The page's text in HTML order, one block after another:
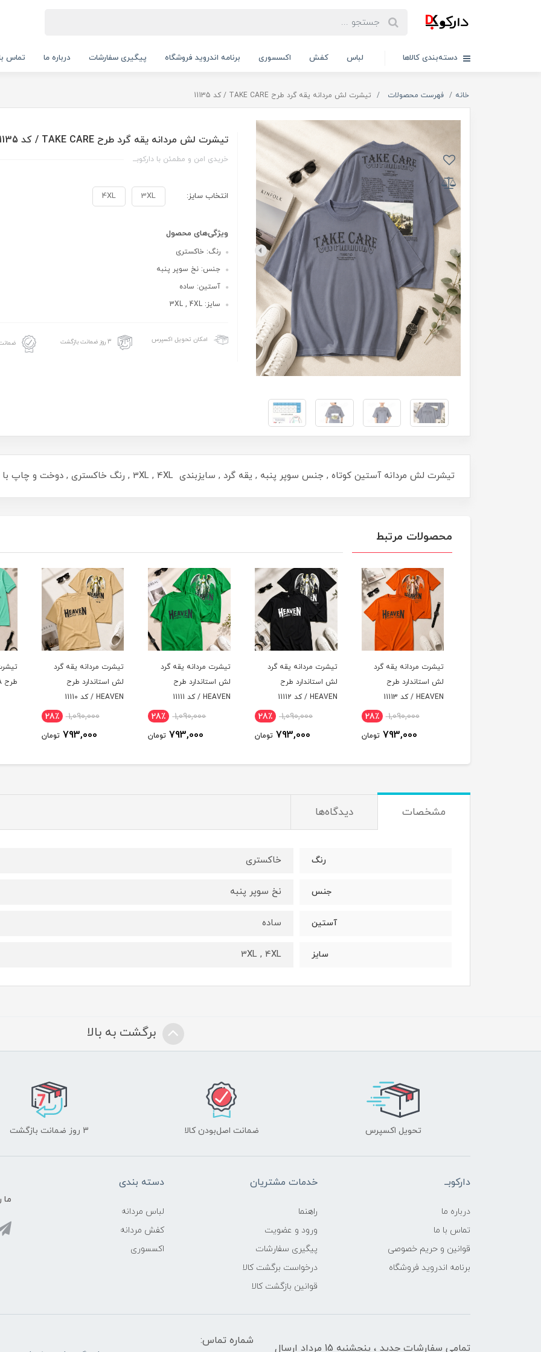
دسته‌بندی کالاها لباس کفش اکسسوری برنامه اندروید فروشگاه پیگیری سفارشات درباره ما تماس
خانه فهرست محصولات تیشرت لش مردانه یقه گرد طرح TAKE CARE / کد 11135
تیشرت لش مردانه یقه گرد طرح TAKE CARE / کد 11135
خریدی امن و مطمئن با دارکوبــ
انتخاب سایز: 3XL
4XL
ویژگی‌های محصول
رنگ: خاکستری
جنس: نخ سوپر پنبه
آستین: ساده
سایز: 3XL , 4XL
امکان تحویل اکسپرس 3 روز ضمانت بازگشت
تیشرت لش مردانه آستین کوتاه , جنس سوپر پنبه , یقه گرد , سایزبندی 3XL , 4XL , رنگ خاکستری , دوخت و چاپ با کیفیت
محصولات مرتبط
تیشرت مردانه یقه گرد
لش استاندارد طرح
HEAVEN / کد 11112
1,090,000 28٪
793,000 تومان
تیشرت مردانه یقه گرد
لش استاندارد طرح
HEAVEN / کد 11111
1,090,000 28٪
793,000 تومان
تیشرت مردانه یقه گرد
لش استاندارد طرح
HEAVEN / کد 11110
1,090,000 28٪
793,000 تومان
تیشرت مردانه یقه گرد
طرح HISTORIA / کد 11109
866,000 29٪
616,000 تومان
مشخصات دیدگاه‌ها
رنگ خاکستری
جنس نخ سوپر پنبه
آستین ساده
سایز 3XL , 4XL
برگشت به بالا
تحویل اکسپرس ضمانت اصل‌بودن کالا 3 روز ضمانت بازگشت
دارکوبــ
درباره ما
تماس با ما
قوانین و حریم خصوصی
برنامه اندروید فروشگاه
خدمات مشتریان
راهنما
ورود و عضویت
پیگیری سفارشات
درخواست برگشت کالا
قوانین بازگشت کالا
دسته بندی
لباس مردانه
کفش مردانه
اکسسوری
ما
تمامی سفارشات جدید ، پنجشنبه 15 مرداد ارسال
شماره تماس: